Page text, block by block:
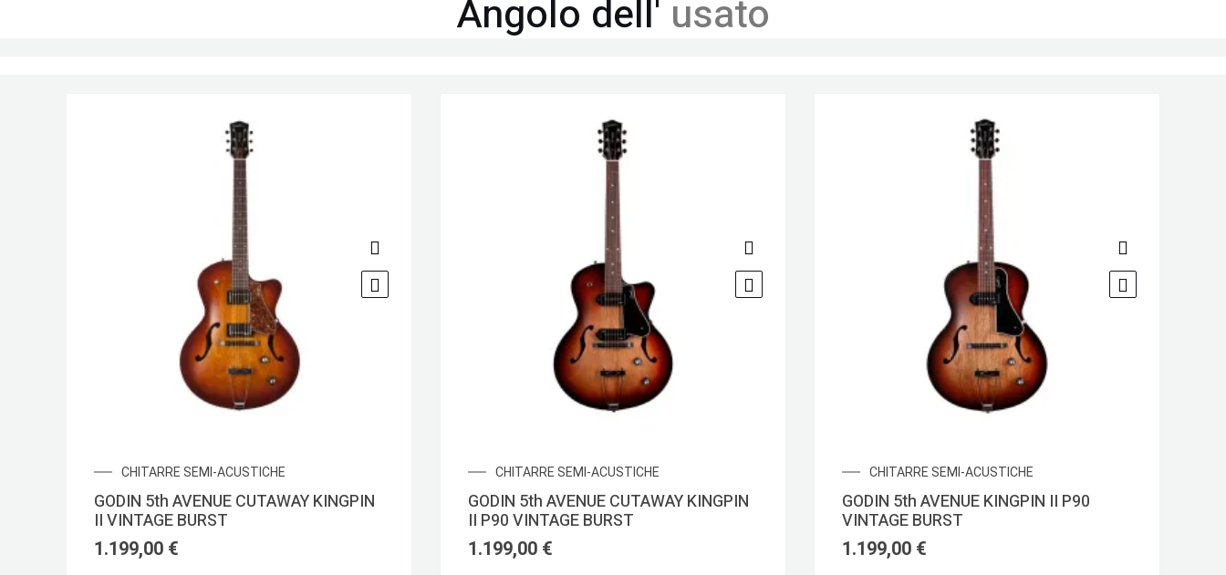
Angolo dell' usato
CHITARRE SEMI-ACUSTICHE
GODIN 5th AVENUE CUTAWAY KINGPIN
II VINTAGE BURST
1.199,00 €
CHITARRE SEMI-ACUSTICHE
GODIN 5th AVENUE CUTAWAY KINGPIN
II P90 VINTAGE BURST
1.199,00 €
CHITARRE SEMI-ACUSTICHE
GODIN 5th AVENUE KINGPIN II P90
VINTAGE BURST
1.199,00 €